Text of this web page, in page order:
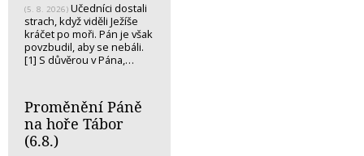
(5. 8. 2026) Učedníci dostali
strach, když viděli Ježíše
kráčet po moři. Pán je však
povzbudil, aby se nebáli.
[1] S důvěrou v Pána,…
Proměnění Páně
na hoře Tábor
(6.8.)